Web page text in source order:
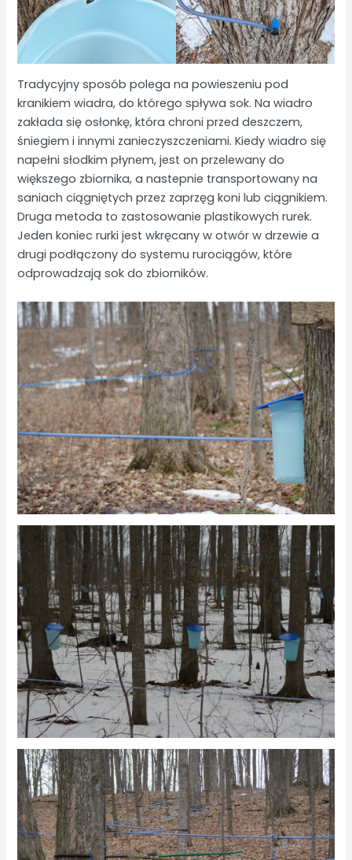
Tradycyjny sposób polega na powieszeniu pod
kranikiem wiadra, do którego spływa sok. Na wiadro
zakłada się osłonkę, która chroni przed deszczem,
śniegiem i innymi zanieczyszczeniami. Kiedy wiadro się
napełni słodkim płynem, jest on przelewany do
większego zbiornika, a nastepnie transportowany na
saniach ciągniętych przez zaprzęg koni lub ciągnikiem.
Druga metoda to zastosowanie plastikowych rurek.
Jeden koniec rurki jest wkręcany w otwór w drzewie a
drugi podłączony do systemu rurociągów, które
odprowadzają sok do zbiorników.